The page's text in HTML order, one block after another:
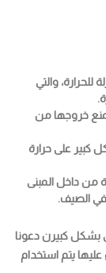
والتي
خروجها من
كبير على حرارة
من داخل المبنى
في الصيف.
بشكل كبيرن دعونا
عليها يتم استخدام